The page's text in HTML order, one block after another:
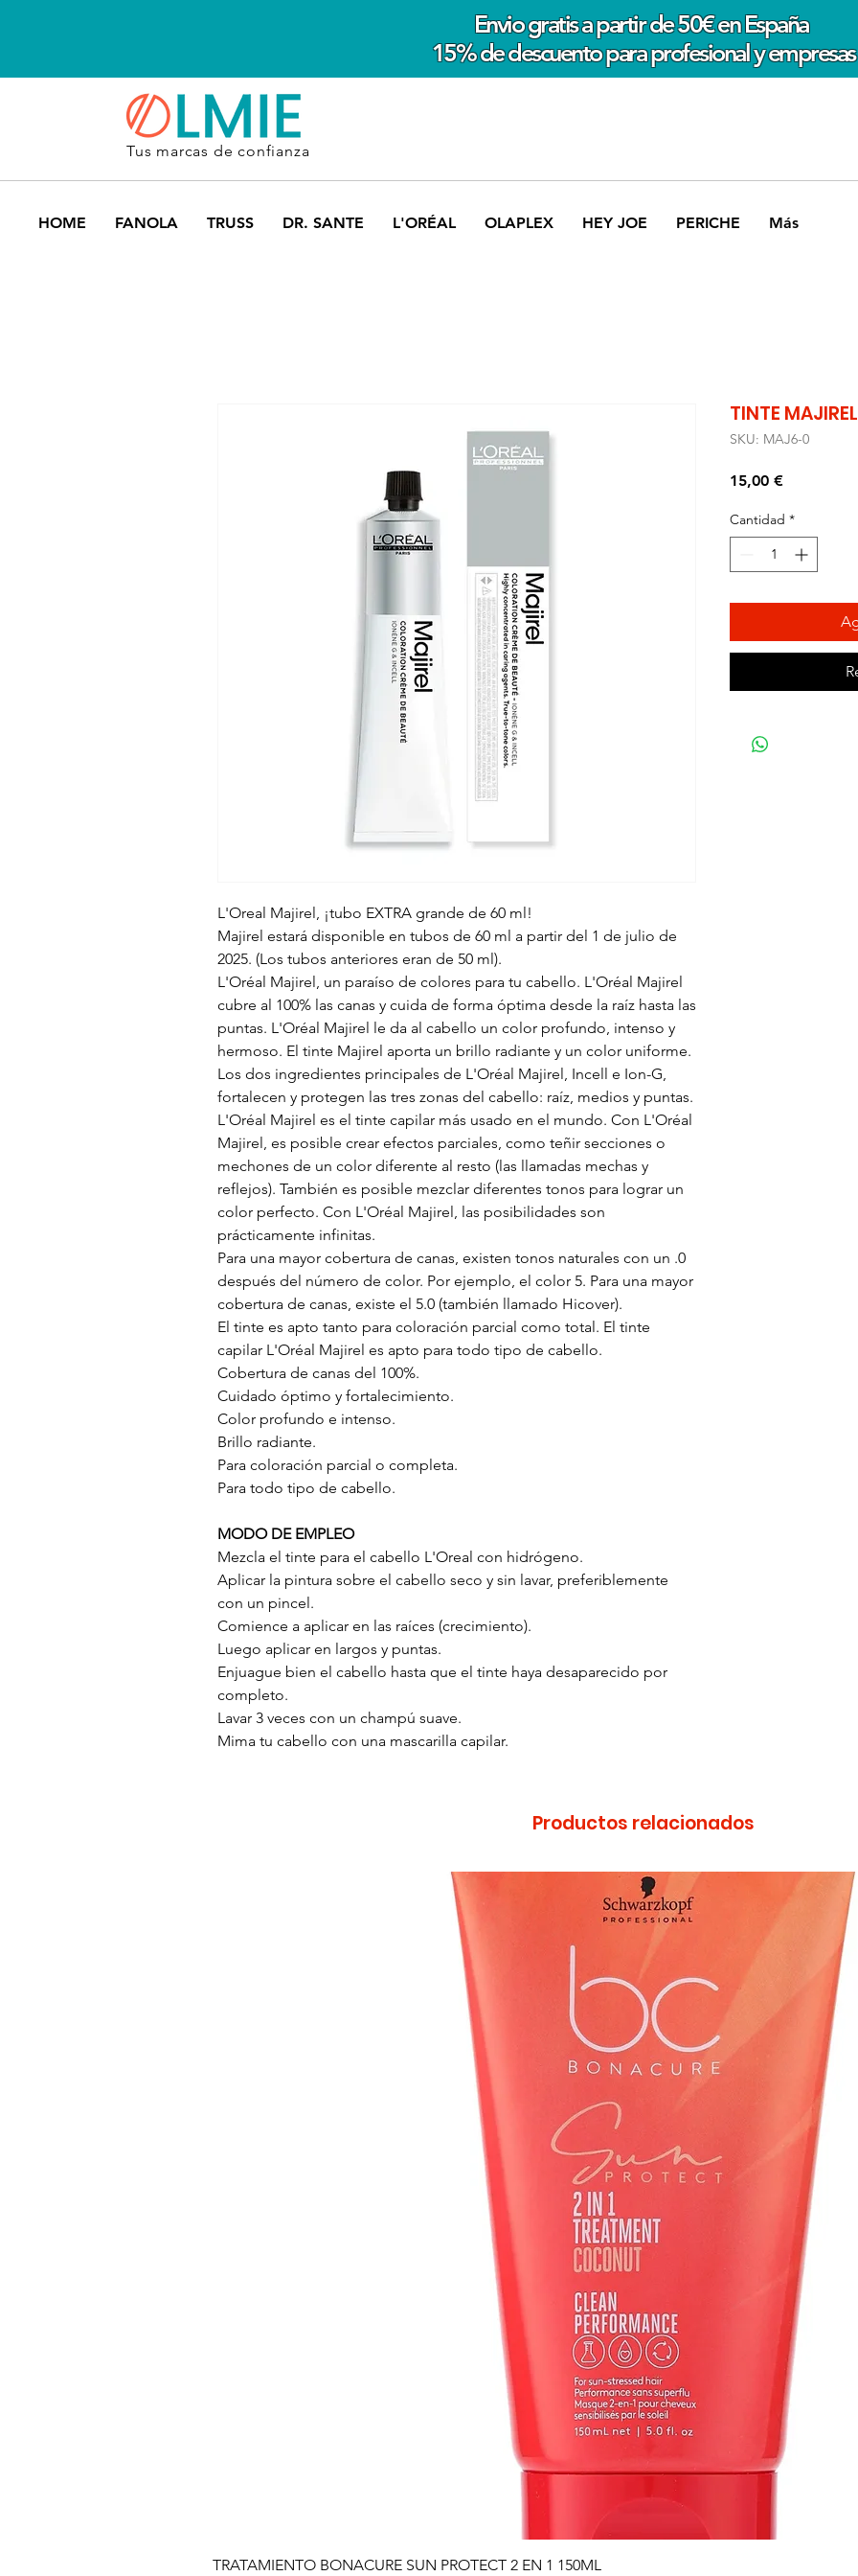
Envio gratis a partir de 50€ en España
15% de descuento para profesional y empresas
Tus marcas de confianza
HOME FANOLA TRUSS DR. SANTE L'ORÉAL OLAPLEX HEY JOE PERICHE Más
L'Oreal Majirel, ¡tubo EXTRA grande de 60 ml!
Majirel estará disponible en tubos de 60 ml a partir del 1 de julio de
2025. (Los tubos anteriores eran de 50 ml).
L'Oréal Majirel, un paraíso de colores para tu cabello. L'Oréal Majirel
cubre al 100% las canas y cuida de forma óptima desde la raíz hasta las
puntas. L'Oréal Majirel le da al cabello un color profundo, intenso y
hermoso. El tinte Majirel aporta un brillo radiante y un color uniforme.
Los dos ingredientes principales de L'Oréal Majirel, Incell e Ion-G,
fortalecen y protegen las tres zonas del cabello: raíz, medios y puntas.
L'Oréal Majirel es el tinte capilar más usado en el mundo. Con L'Oréal
Majirel, es posible crear efectos parciales, como teñir secciones o
mechones de un color diferente al resto (las llamadas mechas y
reflejos). También es posible mezclar diferentes tonos para lograr un
color perfecto. Con L'Oréal Majirel, las posibilidades son
prácticamente infinitas.
Para una mayor cobertura de canas, existen tonos naturales con un .0
después del número de color. Por ejemplo, el color 5. Para una mayor
cobertura de canas, existe el 5.0 (también llamado Hicover).
El tinte es apto tanto para coloración parcial como total. El tinte
capilar L'Oréal Majirel es apto para todo tipo de cabello.
Cobertura de canas del 100%.
Cuidado óptimo y fortalecimiento.
Color profundo e intenso.
Brillo radiante.
Para coloración parcial o completa.
Para todo tipo de cabello.
MODO DE EMPLEO
Mezcla el tinte para el cabello L'Oreal con hidrógeno.
Aplicar la pintura sobre el cabello seco y sin lavar, preferiblemente
con un pincel.
Comience a aplicar en las raíces (crecimiento).
Luego aplicar en largos y puntas.
Enjuague bien el cabello hasta que el tinte haya desaparecido por
completo.
Lavar 3 veces con un champú suave.
Mima tu cabello con una mascarilla capilar.
TINTE
SKU: MAJ6-0
15,00 €Precio
Cantidad *
Productos relacionados
TRATAMIENTO BONACURE SUN PROTECT 2 EN 1 150ML